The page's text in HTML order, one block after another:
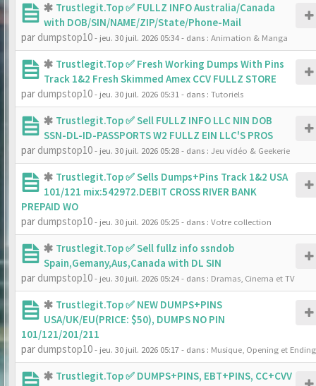
Trustlegit.Top ✅ FULLZ INFO Australia/Canada
with DOB/SIN/NAME/ZIP/State/Phone-Mail
par dumpstop10- jeu. 30 juil. 2026 05:34- dans : Animation & Manga
Trustlegit.Top ✅ Fresh Working Dumps With Pins
Track 1&2 Fresh Skimmed Amex CCV FULLZ STORE
par dumpstop10- jeu. 30 juil. 2026 05:31 - dans : Tutoriels
Trustlegit.Top ✅ Sell FULLZ INFO LLC NIN DOB
SSN-DL-ID-PASSPORTS W2 FULLZ EIN LLC'S PROS
par dumpstop10- jeu. 30 juil. 2026 05:28- dans : Jeu vidéo & Geekerie
Trustlegit.Top ✅ Sells Dumps+Pins Track 1&2 USA
101/121 mix:542972.DEBIT CROSS RIVER BANK
PREPAID WO
par dumpstop10- jeu. 30 juil. 2026 05:25- dans : Votre collection
Trustlegit.Top ✅ Sell fullz info ssndob
Spain,Gemany,Aus,Canada with DL SIN
par dumpstop10- jeu. 30 juil. 2026 05:24- dans : Dramas, Cinema et TV
Trustlegit.Top ✅ NEW DUMPS+PINS
USA/UK/EU(PRICE: $50), DUMPS NO PIN
101/121/201/211
par dumpstop10- jeu. 30 juil. 2026 05:17- dans : Musique, Opening et Ending
Trustlegit.Top ✅ DUMPS+PINS, EBT+PINS, CC+CVV